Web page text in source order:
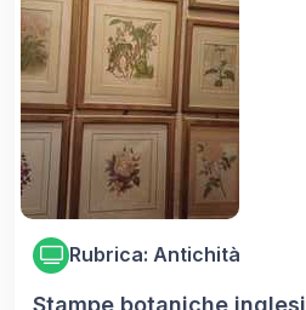
Rubrica: Antichità
Stampe botaniche inglesi